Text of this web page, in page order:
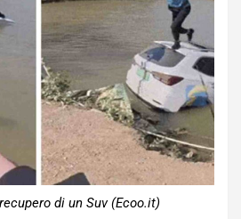
di un Suv (Ecoo.it)